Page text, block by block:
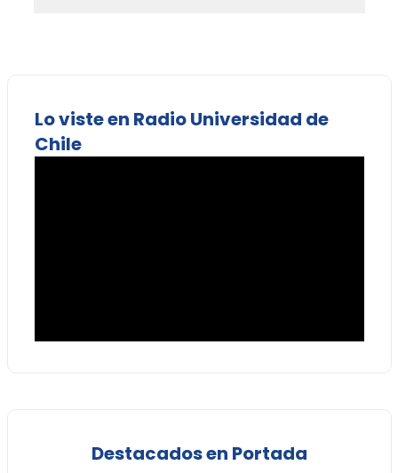
Lo viste en Radio Universidad de
Chile
Destacados en Portada